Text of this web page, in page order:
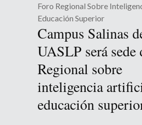
Foro Regional Sobre
Educación Superior
Campus Salinas
UASLP será sede
Regional sobre
inteligencia
educación